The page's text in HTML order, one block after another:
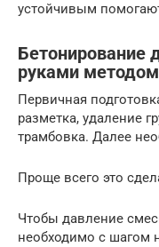
устойчивым
Бетонирование
руками
Первичная
разметка, удаление
трамбовка. Далее
Проще всего это
Чтобы давление
необходимо с шагом